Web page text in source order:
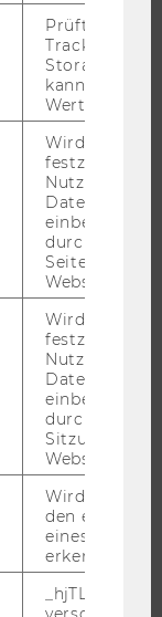
Prüft, ob der
Tracking
Storage
kann. Wenn
Wert von 1
Wird gesetzt,
festzustellen,
Nutzer in die
einbezogen
durch das
Website
Wird gesetzt,
festzustellen,
Nutzer in die
einbezogen
durch das
Sitzungslimit
Website
Wird
den ersten
eines
erkennen.
_hjTLDTest-
verschiedene